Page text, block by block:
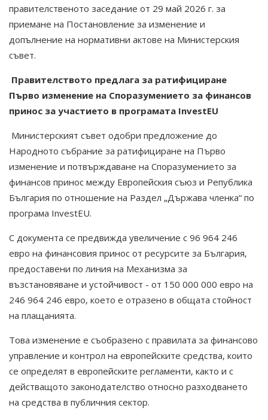
правителственото заседание от 29 май 2026 г. за
приемане на Постановление за изменение и
допълнение на нормативни актове на Министерския
съвет.
Правителството предлага за ратифициране
Първо изменение на Споразумението за финансов
принос за участието в програмата InvestEU
Министерският съвет одобри предложение до
Народното събрание за ратифициране на Първо
изменение и потвърждаване на Споразумението за
финансов принос между Европейския съюз и Република
България по отношение на Раздел „Държава членка“ по
програма InvestEU.
С документа се предвижда увеличение с 96 964 246
евро на финансовия принос от ресурсите за България,
предоставени по линия на Механизма за
възстановяване и устойчивост - от 150 000 000 евро на
246 964 246 евро, което е отразено в общата стойност
на плащанията.
Това изменение е съобразено с правилата за финансово
управление и контрол на европейските средства, които
се определят в европейските регламенти, както и с
действащото законодателство относно разходването
на средства в публичния сектор.